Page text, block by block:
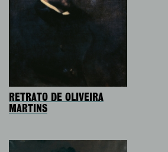
RETRATO DE OLIVEIRA
MARTINS